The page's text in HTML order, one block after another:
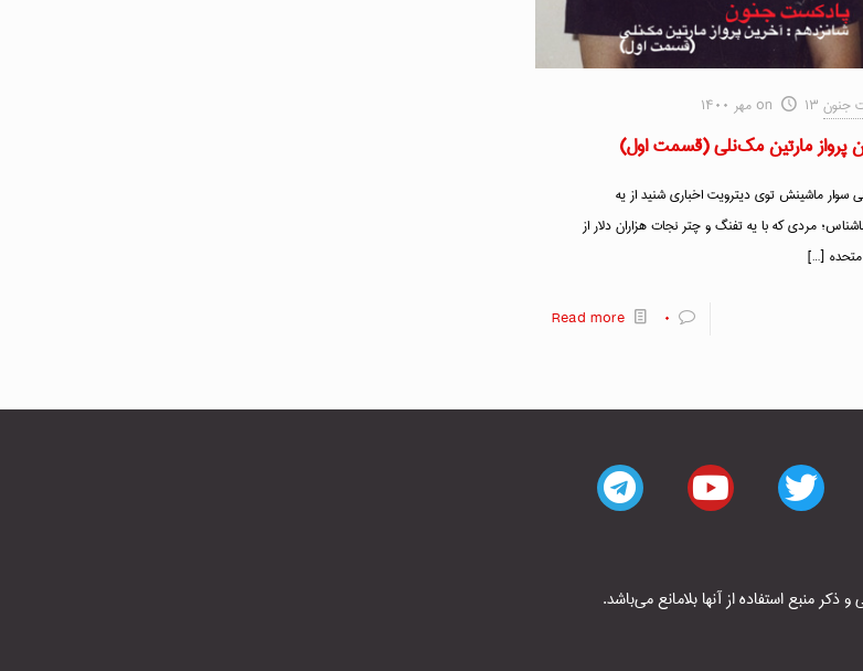
جنون on ۱۳ مهر ۱۴۰۰
سوار ماشینش توی دیترویت اخباری شنید از یه
مردی که با یه تفنگ و چتر نجات هزاران دلار از
[…]
۰ Read more
منبع استفاده از آنها بلامانع می‌باشد.